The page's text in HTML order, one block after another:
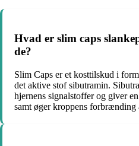
Hvad er slim caps
de?
Slim Caps er et kosttilskud i
det aktive stof sibutramin.
hjernens signalstoffer og giver
samt øger kroppens forbrænding